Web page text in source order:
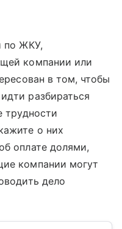
по ЖКУ,
компании или
в том, чтобы
разбираться
трудности
о них
оплате долями,
компании могут
дело